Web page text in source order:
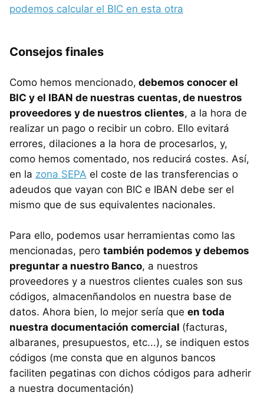
podemos calcular el BIC en esta otra
Consejos finales
Como hemos mencionado, debemos conocer el
BIC y el IBAN de nuestras cuentas, de nuestros
proveedores y de nuestros clientes, a la hora de
realizar un pago o recibir un cobro. Ello evitará
errores, dilaciones a la hora de procesarlos, y,
como hemos comentado, nos reducirá costes. Así,
en la zona SEPA el coste de las transferencias o
adeudos que vayan con BIC e IBAN debe ser el
mismo que de sus equivalentes nacionales.
Para ello, podemos usar herramientas como las
mencionadas, pero también podemos y debemos
preguntar a nuestro Banco, a nuestros
proveedores y a nuestros clientes cuales son sus
códigos, almacenñandolos en nuestra base de
datos. Ahora bien, lo mejor sería que en toda
nuestra documentación comercial (facturas,
albaranes, presupuestos, etc...), se indiquen estos
códigos (me consta que en algunos bancos
faciliten pegatinas con dichos códigos para adherir
a nuestra documentación)